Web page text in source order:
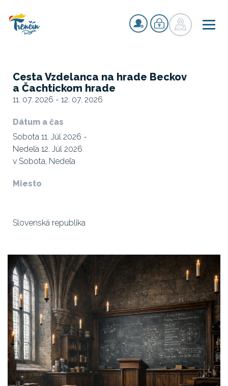
Cesta Vzdelanca na hrade Beckov
a Čachtickom hrade
11. 07. 2026 - 12. 07. 2026
Dátum a čas
Sobota 11. Júl 2026 -
Nedeľa 12. Júl 2026
v Sobota, Nedeľa
Miesto
Slovenská republika